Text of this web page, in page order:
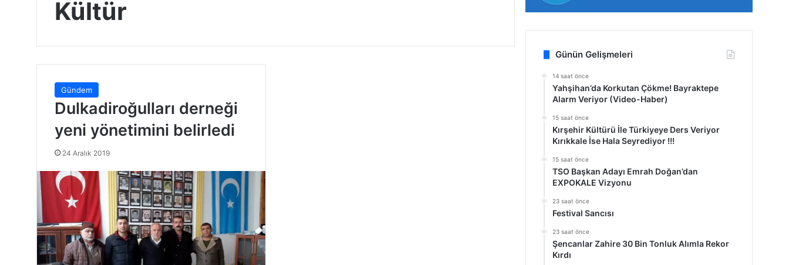
Kültür
Gündem
Dulkadiroğulları derneği
yeni yönetimini belirledi
24 Aralık 2019
Günün Gelişmeleri
14 saat önce
Yahşihan’da Korkutan Çökme! Bayraktepe
Alarm Veriyor (Video-Haber)
15 saat önce
Kırşehir Kültürü İle Türkiyeye Ders Veriyor
Kırıkkale İse Hala Seyrediyor !!!
15 saat önce
TSO Başkan Adayı Emrah Doğan’dan
EXPOKALE Vizyonu
23 saat önce
Festival Sancısı
23 saat önce
Şencanlar Zahire 30 Bin Tonluk Alımla Rekor
Kırdı